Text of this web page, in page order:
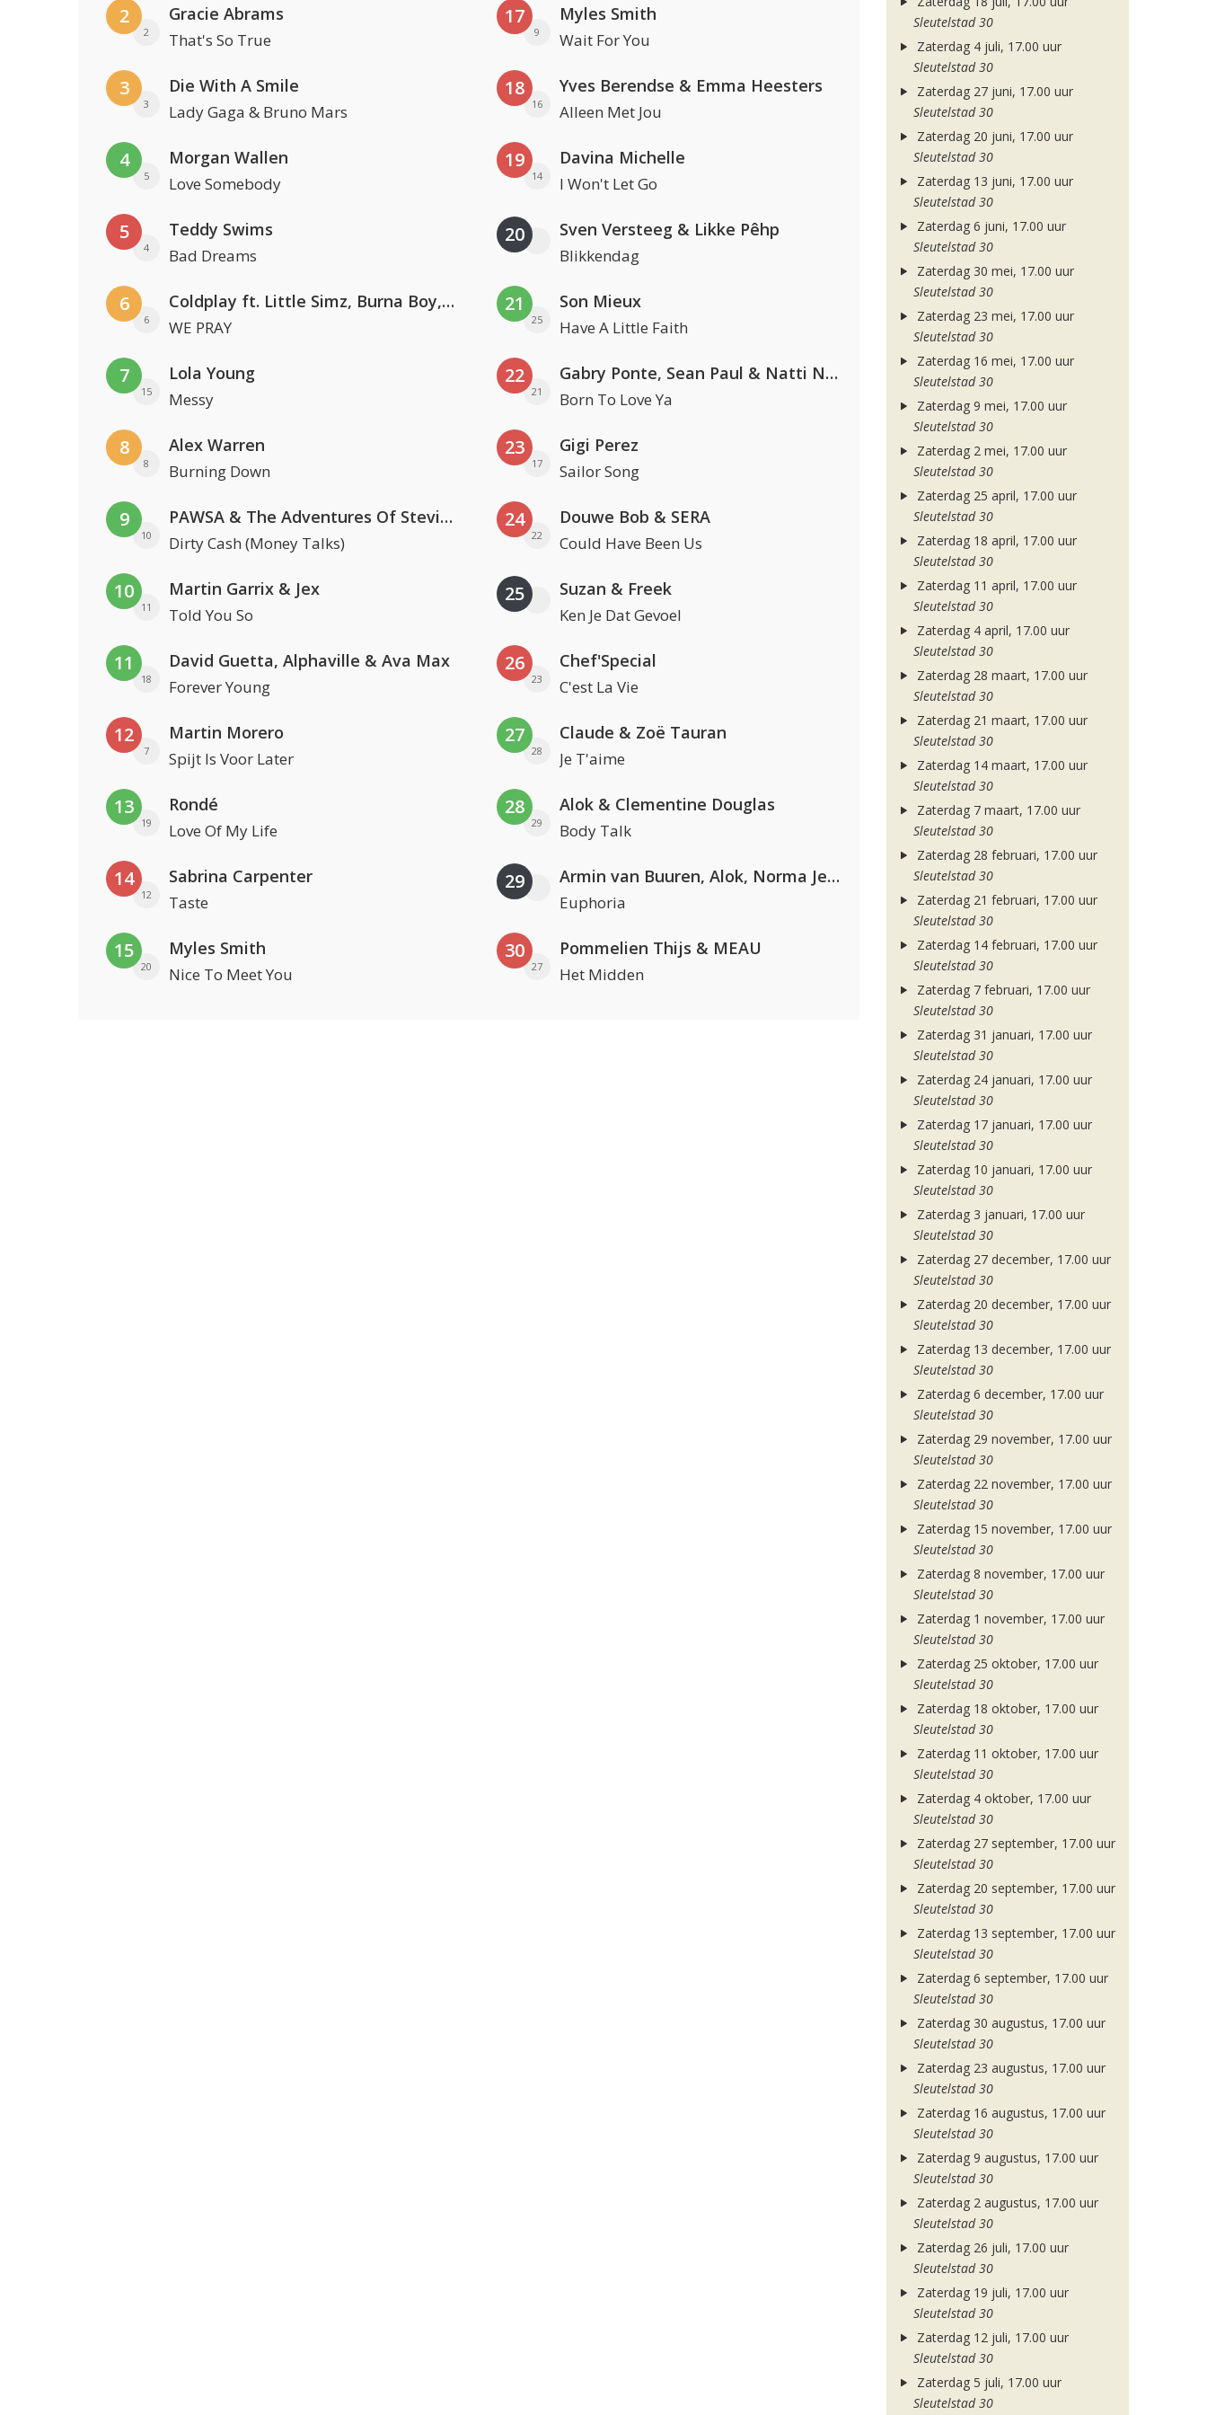
2
2
Gracie Abrams
That's So True
3
3
Die With A Smile
Lady Gaga & Bruno Mars
4
5
Morgan Wallen
Love Somebody
5
4
Teddy Swims
Bad Dreams
6
6
Coldplay ft. Little Simz, Burna Boy, Elyanna & Tini
WE PRAY
7
15
Lola Young
Messy
8
8
Alex Warren
Burning Down
9
10
PAWSA & The Adventures Of Stevie V
Dirty Cash (Money Talks)
10
11
Martin Garrix & Jex
Told You So
11
18
David Guetta, Alphaville & Ava Max
Forever Young
12
7
Martin Morero
Spijt Is Voor Later
13
19
Rondé
Love Of My Life
14
12
Sabrina Carpenter
Taste
15
20
Myles Smith
Nice To Meet You
17
9
Myles Smith
Wait For You
18
16
Yves Berendse & Emma Heesters
Alleen Met Jou
19
14
Davina Michelle
I Won't Let Go
20 Sven Versteeg & Likke Pêhp
Blikkendag
21
25
Son Mieux
Have A Little Faith
22
21
Gabry Ponte, Sean Paul & Natti Natasha
Born To Love Ya
23
17
Gigi Perez
Sailor Song
24
22
Douwe Bob & SERA
Could Have Been Us
25 Suzan & Freek
Ken Je Dat Gevoel
26
23
Chef'Special
C'est La Vie
27
28
Claude & Zoë Tauran
Je T'aime
28
29
Alok & Clementine Douglas
Body Talk
29 Armin van Buuren, Alok, Norma Jean Martine & LAWRENT
Euphoria
30
27
Pommelien Thijs & MEAU
Het Midden
Sleutelstad 30
Zaterdag 4 juli, 17.00 uur
Sleutelstad 30
Zaterdag 27 juni, 17.00 uur
Sleutelstad 30
Zaterdag 20 juni, 17.00 uur
Sleutelstad 30
Zaterdag 13 juni, 17.00 uur
Sleutelstad 30
Zaterdag 6 juni, 17.00 uur
Sleutelstad 30
Zaterdag 30 mei, 17.00 uur
Sleutelstad 30
Zaterdag 23 mei, 17.00 uur
Sleutelstad 30
Zaterdag 16 mei, 17.00 uur
Sleutelstad 30
Zaterdag 9 mei, 17.00 uur
Sleutelstad 30
Zaterdag 2 mei, 17.00 uur
Sleutelstad 30
Zaterdag 25 april, 17.00 uur
Sleutelstad 30
Zaterdag 18 april, 17.00 uur
Sleutelstad 30
Zaterdag 11 april, 17.00 uur
Sleutelstad 30
Zaterdag 4 april, 17.00 uur
Sleutelstad 30
Zaterdag 28 maart, 17.00 uur
Sleutelstad 30
Zaterdag 21 maart, 17.00 uur
Sleutelstad 30
Zaterdag 14 maart, 17.00 uur
Sleutelstad 30
Zaterdag 7 maart, 17.00 uur
Sleutelstad 30
Zaterdag 28 februari, 17.00 uur
Sleutelstad 30
Zaterdag 21 februari, 17.00 uur
Sleutelstad 30
Zaterdag 14 februari, 17.00 uur
Sleutelstad 30
Zaterdag 7 februari, 17.00 uur
Sleutelstad 30
Zaterdag 31 januari, 17.00 uur
Sleutelstad 30
Zaterdag 24 januari, 17.00 uur
Sleutelstad 30
Zaterdag 17 januari, 17.00 uur
Sleutelstad 30
Zaterdag 10 januari, 17.00 uur
Sleutelstad 30
Zaterdag 3 januari, 17.00 uur
Sleutelstad 30
Zaterdag 27 december, 17.00 uur
Sleutelstad 30
Zaterdag 20 december, 17.00 uur
Sleutelstad 30
Zaterdag 13 december, 17.00 uur
Sleutelstad 30
Zaterdag 6 december, 17.00 uur
Sleutelstad 30
Zaterdag 29 november, 17.00 uur
Sleutelstad 30
Zaterdag 22 november, 17.00 uur
Sleutelstad 30
Zaterdag 15 november, 17.00 uur
Sleutelstad 30
Zaterdag 8 november, 17.00 uur
Sleutelstad 30
Zaterdag 1 november, 17.00 uur
Sleutelstad 30
Zaterdag 25 oktober, 17.00 uur
Sleutelstad 30
Zaterdag 18 oktober, 17.00 uur
Sleutelstad 30
Zaterdag 11 oktober, 17.00 uur
Sleutelstad 30
Zaterdag 4 oktober, 17.00 uur
Sleutelstad 30
Zaterdag 27 september, 17.00 uur
Sleutelstad 30
Zaterdag 20 september, 17.00 uur
Sleutelstad 30
Zaterdag 13 september, 17.00 uur
Sleutelstad 30
Zaterdag 6 september, 17.00 uur
Sleutelstad 30
Zaterdag 30 augustus, 17.00 uur
Sleutelstad 30
Zaterdag 23 augustus, 17.00 uur
Sleutelstad 30
Zaterdag 16 augustus, 17.00 uur
Sleutelstad 30
Zaterdag 9 augustus, 17.00 uur
Sleutelstad 30
Zaterdag 2 augustus, 17.00 uur
Sleutelstad 30
Zaterdag 26 juli, 17.00 uur
Sleutelstad 30
Zaterdag 19 juli, 17.00 uur
Sleutelstad 30
Zaterdag 12 juli, 17.00 uur
Sleutelstad 30
Zaterdag 5 juli, 17.00 uur
Sleutelstad 30